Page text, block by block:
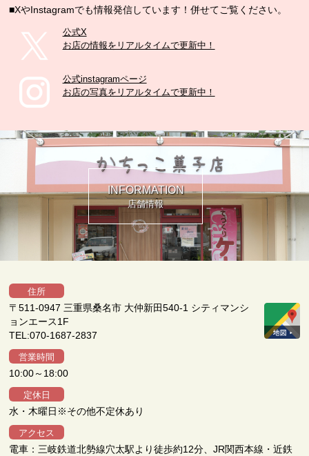
■XやInstagramでも情報発信しています！併せてご覧ください。
公式X
お店の情報をリアルタイムで更新中！
公式instagramページ
お店の写真をリアルタイムで更新中！
INFORMATION
店舗情報
住所
〒511-0947 三重県桑名市 大仲新田540-1 シティマンシ
ョンエース1F
TEL:070-1687-2837
営業時間
10:00～18:00
定休日
水・木曜日※その他不定休あり
アクセス
電車：三岐鉄道北勢線穴太駅より徒歩約12分、JR関西本線・近鉄